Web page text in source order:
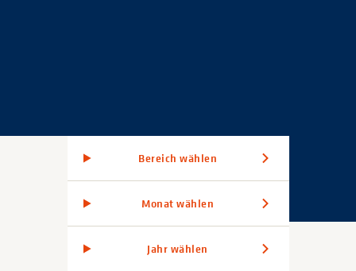
Bereich wählen
Monat wählen
Jahr wählen